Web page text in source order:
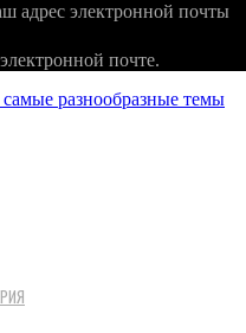
адрес электронной почты
почте.
разнообразные темы